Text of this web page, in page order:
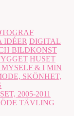
IDÉER DIGITAL
BILDKONST
HUSET
MYSELF & I MIN
SKÖNHET,
2005-2011
TÄVLING